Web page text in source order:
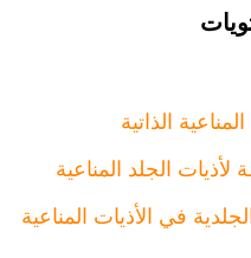
الذاتية
لأذيات الجلد المناعية
في الأذيات المناعية